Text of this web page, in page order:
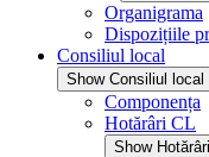
Organigrama
Dispozițiile
Consiliul local
Show Consiliul local
Componența
Hotărâri CL
Show